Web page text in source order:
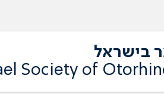
בישראל
Society of